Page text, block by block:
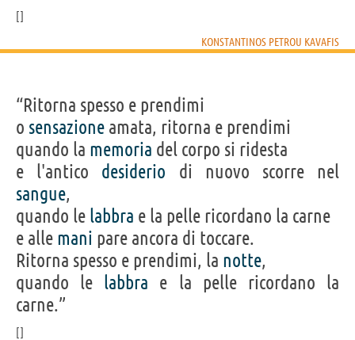
KONSTANTINOS PETROU KAVAFIS
“Ritorna spesso e prendimi
o sensazione amata, ritorna e prendimi
quando la memoria del corpo si ridesta
e l'antico desiderio di nuovo scorre nel
sangue,
quando le labbra e la pelle ricordano la carne
e alle mani pare ancora di toccare.
Ritorna spesso e prendimi, la notte,
quando le labbra e la pelle ricordano la
carne.”